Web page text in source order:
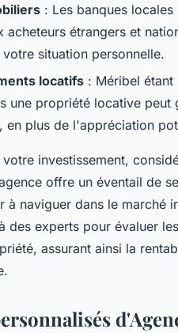
: Les banques
acheteurs étrangers et
situation personnelle.
locatifs : Méribel
une propriété locative peut
en plus de l'appréciation
investissement,
offre un éventail de
à naviguer dans le marché
des experts pour évaluer
assurant ainsi la